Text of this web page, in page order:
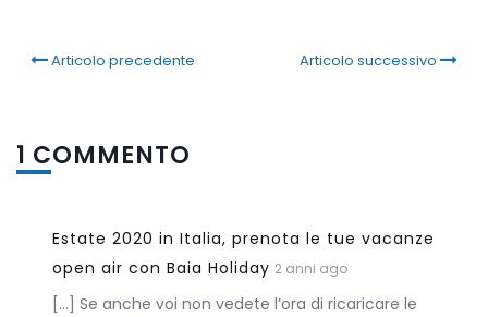
Articolo precedente Articolo successivo
1 COMMENTO
Estate 2020 in Italia, prenota le tue vacanze
open air con Baia Holiday 2 anni ago
[…] Se anche voi non vedete l’ora di ricaricare le